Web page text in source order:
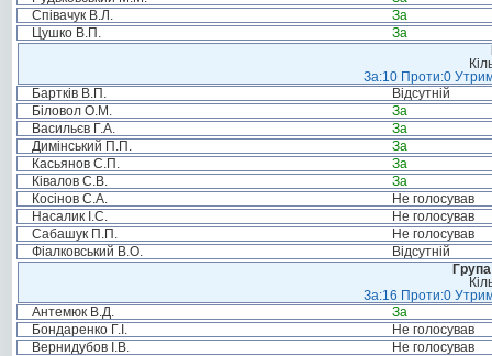
Співачук В.Л.
За
Цушко В.П.
За
За:10 Проти:0
Бартків В.П.
Відсутній
Біловол О.М.
За
Васильєв Г.А.
За
Димінський П.П.
За
Касьянов С.П.
За
Ківалов С.В.
За
Косінов С.А.
Не голосував
Насалик І.С.
Не голосував
Сабашук П.П.
Не голосував
Фіалковський В.О.
Відсутній
За:16 Проти:0
Антемюк В.Д.
За
Бондаренко Г.І.
Не голосував
Вернидубов І.В.
Не голосував